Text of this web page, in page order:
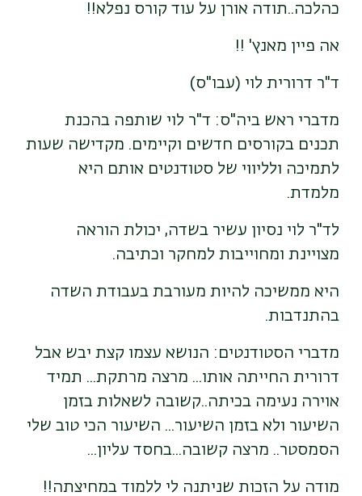
כהלכה..תודה אורן על עוד קורס נפלא!!
אה פיין מאנץ' !!
ד"ר דרורית לוי (עבו"ס)
מדברי ראש ביה"ס: ד"ר לוי שותפה בהכנת
תכנים בקורסים חדשים וקיימים. מקדישה שעות
לתמיכה ולליווי של סטודנטים אותם היא
מלמדת.
לד"ר לוי נסיון עשיר בשדה, יכולת הוראה
מצויינת ומחוייבות למחקר וכתיבה.
היא ממשיכה להיות מעורבת בעבודת השדה
בהתנדבות.
מדברי הסטודנטים: הנושא עצמו קצת יבש אבל
דרורית החייתה אותו... מרצה מרתקת... תמיד
אוירה נעימה בכיתה..קשובה לשאלות בזמן
השיעור ולא בזמן השיעור... השיעור הכי טוב שלי
הסמסטר.. מרצה קשובה...בחסד עליון...
מודה על הזכות שניתנה לי ללמוד במחיצתה!!